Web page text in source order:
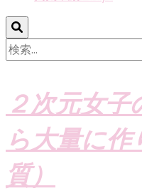
検
索:
２次元女
ら大量に
質）